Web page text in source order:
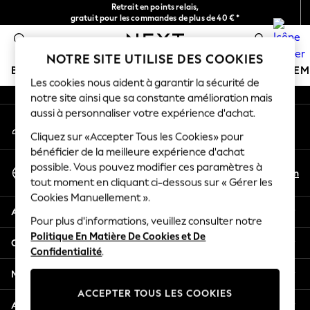
Retrait en points relais,
gratuit pour les commandes de plus de 40 € *
Livraison en 2-3 jours ouvrés*
BOUTIQUE VACANCES
HOLIDAY SHOP
Women's Holiday Shop
All Swimwear
All Beachwear
Bags & Accessories
Beach Dresses & Kaftans
Dresses
Flip Flops
Sliders
Jumpsuits & Playsuits
Linen Collection
Sandals
An error occurred on client
Nos réseaux sociaux
Mon compte
Connexion à votre compte
Sélectionnez Votre Langue
Français
En
Aide
Confidentialité et mentions légales
Ministères
Autres services
NOTRE SITE UTILISE DES COOKIES
Les cookies nous aident à garantir la sécurité de
notre site ainsi que sa constante amélioration mais
aussi à personnaliser votre expérience d'achat.
Cliquez sur «Accepter Tous les Cookies» pour
bénéficier de la meilleure expérience d'achat
possible. Vous pouvez modifier ces paramètres à
tout moment en cliquant ci-dessous sur « Gérer les
Cookies Manuellement ».
Pour plus d'informations, veuillez consulter notre
Politique En Matière De Cookies et De
Confidentialité.
ACCEPTER TOUS LES COOKIES